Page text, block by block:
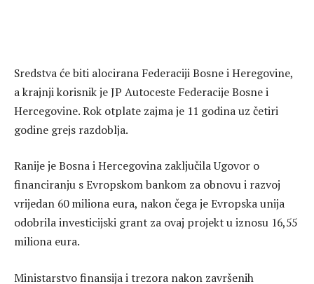
Sredstva će biti alocirana Federaciji Bosne i Heregovine,
a krajnji korisnik je JP Autoceste Federacije Bosne i
Hercegovine. Rok otplate zajma je 11 godina uz četiri
godine grejs razdoblja.
Ranije je Bosna i Hercegovina zaključila Ugovor o
financiranju s Evropskom bankom za obnovu i razvoj
vrijedan 60 miliona eura, nakon čega je Evropska unija
odobrila investicijski grant za ovaj projekt u iznosu 16,55
miliona eura.
Ministarstvo finansija i trezora nakon završenih